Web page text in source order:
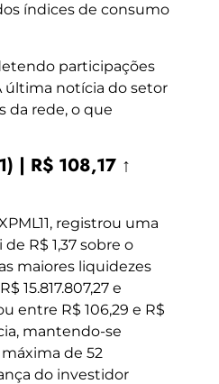
índices de consumo
participações
última notícia do setor
da rede, o que
| R$ 108,17 ↑
registrou uma
de R$ 1,37 sobre o
maiores liquidezes
15.817.807,27 e
entre R$ 106,29 e R$
mantendo-se
de 52
do investidor